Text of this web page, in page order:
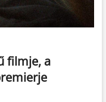
filmje, a